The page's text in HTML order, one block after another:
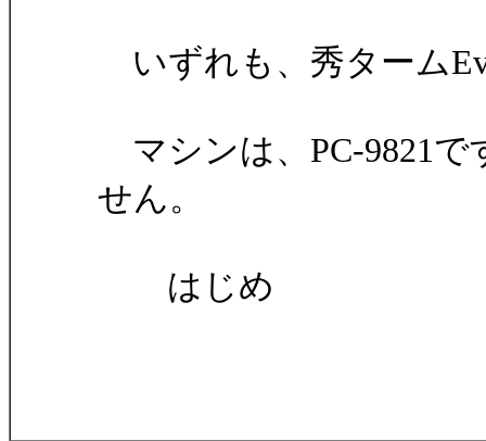
いずれも、秀ターム
マシンは、PC-9821で
せん。
はじめ